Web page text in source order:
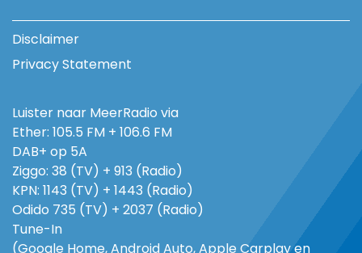
Disclaimer
Privacy Statement
Luister naar MeerRadio via
Ether: 105.5 FM + 106.6 FM
DAB+ op 5A
Ziggo: 38 (TV) + 913 (Radio)
KPN: 1143 (TV) + 1443 (Radio)
Odido 735 (TV) + 2037 (Radio)
Tune-In
(Google Home, Android Auto, Apple Carplay en